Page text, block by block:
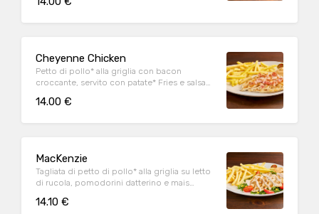
Cheyenne Chicken
Petto di pollo* alla griglia con bacon
croccante, servito con patate* Fries e salsa
14.00 €
MacKenzie
Tagliata di petto di pollo* alla griglia su letto
di rucola, pomodorini datterino e mais
14.10 €